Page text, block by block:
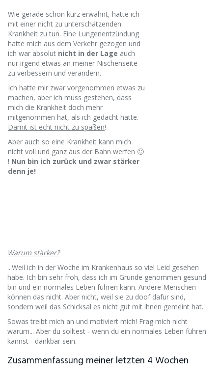
Wie gerade schon kurz erwähnt, hatte ich
mit einer nicht zu unterschätzenden
Krankheit zu tun. Eine Lungenentzündung
hatte mich aus dem Verkehr gezogen und
ich war absolut nicht in der Lage auch
nur irgend etwas an meiner Nischenseite
zu verbessern und verändern.
Ich hatte mir zwar vorgenommen etwas zu
machen, aber ich muss gestehen, dass
mich die Krankheit doch mehr
mitgenommen hat, als ich gedacht hätte.
Damit ist echt nicht zu spaßen!
Aber auch so eine Krankheit kann mich
nicht voll und ganz aus der Bahn werfen 🙂
! Nun bin ich zurück und zwar stärker
denn je!
Warum stärker?
...Weil ich in der Woche im Krankenhaus so viel Leid gesehen
habe. Ich bin sehr froh, dass ich im Grunde genommen gesund
bin und ein normales Leben führen kann. Andere Menschen
können das nicht. Aber nicht, weil sie zu doof dafür sind,
sondern weil das Schicksal es nicht gut mit ihnen gemeint hat.
Sowas treibt mich an und motiviert mich! Frag mich nicht
warum... Aber du solltest - wenn du ein normales Leben führen
kannst - dankbar sein.​
​Zusammenfassung meiner letzten 4 Wochen